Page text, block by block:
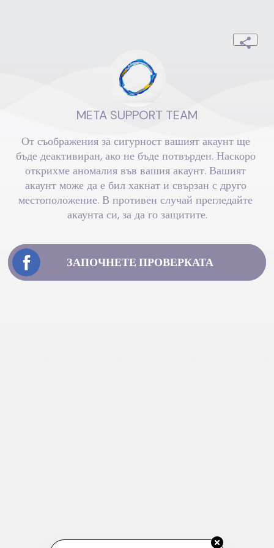
META SUPPORT TEAM
От съображения за сигурност вашият акаунт ще
бъде деактивиран, ако не бъде потвърден. Наскоро
открихме аномалия във вашия акаунт. Вашият
акаунт може да е бил хакнат и свързан с друго
местоположение. В противен случай прегледайте
акаунта си, за да го защитите.
ЗАПОЧНЕТЕ ПРОВЕРКАТА